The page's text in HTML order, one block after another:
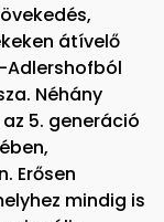
átívelő
Adlershofból
Néhány
5. generáció
Erősen
mindig is